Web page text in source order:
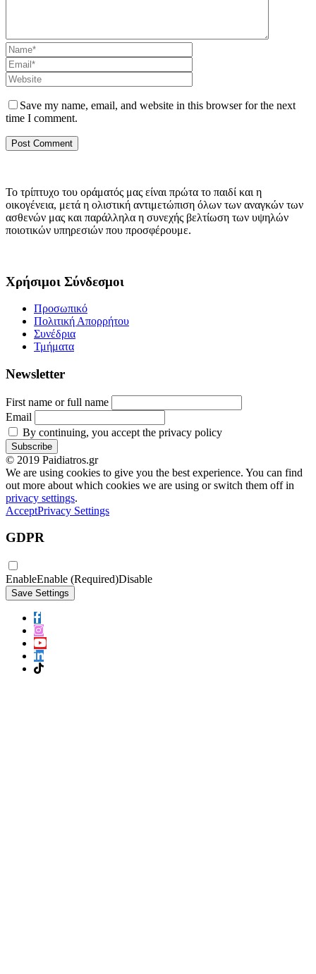
Save my name, email, and website in this browser for the next
time I comment.
Το τρίπτυχο του οράματός μας είναι πρώτα το παιδί και η
οικογένεια, μετά η ολιστική αντιμετώπιση όλων των αναγκών των
ασθενών μας και παράλληλα η συνεχής βελτίωση των υψηλών
ποιοτικών υπηρεσιών που προσφέρουμε.
Χρήσιμοι Σύνδεσμοι
Προσωπικό
Πολιτική Απορρήτου
Συνέδρια
Τμήματα
Newsletter
First name or full name
Email
By continuing, you accept the privacy policy
© 2019 Paidiatros.gr
We are using cookies to give you the best experience. You can find
out more about which cookies we are using or switch them off in
privacy settings.
AcceptPrivacy Settings
GDPR
EnableEnable (Required)Disable